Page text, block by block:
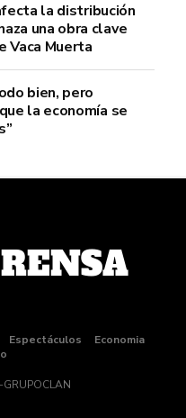
la distribución
una obra clave
Vaca Muerta
bien, pero
la economía se
Espectáculos
Economia